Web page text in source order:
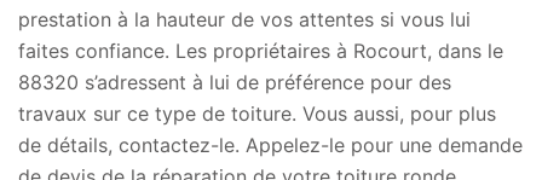
prestation à la hauteur de vos attentes si vous lui
faites confiance. Les propriétaires à Rocourt, dans le
88320 s’adressent à lui de préférence pour des
travaux sur ce type de toiture. Vous aussi, pour plus
de détails, contactez-le. Appelez-le pour une demande